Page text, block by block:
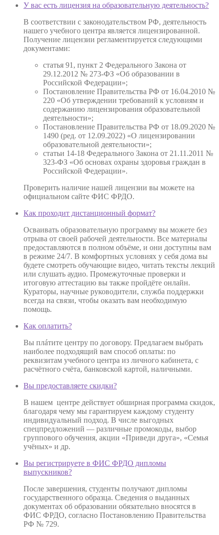
У вас есть лицензия на образовательную деятельность?
В соответствии с законодательством РФ, деятельность
нашего учебного центра является лицензированной.
Получение лицензии регламентируется следующими
документами:
статья 91, пункт 2 Федерального Закона от
29.12.2012 № 273-ФЗ «Об образовании в
Российской Федерации»;
Постановление Правительства РФ от 16.04.2010 №
220 «Об утверждении требований к условиям и
содержанию лицензирования образовательной
деятельности»;
Постановление Правительства РФ от 18.09.2020 №
1490 (ред. от 12.09.2022) «О лицензировании
образовательной деятельности»;
статьи 14-18 Федерального Закона от 21.11.2011 №
323-ФЗ «Об основах охраны здоровья граждан в
Российской Федерации».
Проверить наличие нашей лицензии вы можете на
официальном сайте ФИС ФРДО.
Как проходит дистанционный формат?
Осваивать образовательную программу вы можете без
отрыва от своей рабочей деятельности. Все материалы
предоставляются в полном объёме, и они доступны вам
в режиме 24/7. В комфортных условиях у себя дома вы
будете смотреть обучающие видео, читать тексты лекций
или слушать аудио. Промежуточные проверки и
итоговую аттестацию вы также пройдёте онлайн.
Кураторы, научные руководители, служба поддержки
всегда на связи, чтобы оказать вам необходимую
помощь.
Как оплатить?
Вы плáтите центру по договору. Предлагаем выбрать
наиболее подходящий вам способ оплаты: по
реквизитам учебного центра из личного кабинета, с
расчётного счёта, банковской картой, наличными.
Вы предоставляете скидки?
В нашем центре действует обширная программа скидок,
благодаря чему мы гарантируем каждому студенту
индивидуальный подход. В числе выгодных
спецпредложений — различные промокоды, выбор
группового обучения, акции «Приведи друга», «Семья
учёных» и др.
Вы регистрируете в ФИС ФРДО дипломы
выпускников?
После завершения, студенты получают дипломы
государственного образца. Сведения о выданных
документах об образовании обязательно вносятся в
ФИС ФРДО, согласно Постановлению Правительства
РФ № 729.